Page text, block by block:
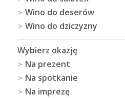
Wino do deserów
Wino do dziczyzny
Wybierz okazję
Na prezent
Na spotkanie
Na imprezę